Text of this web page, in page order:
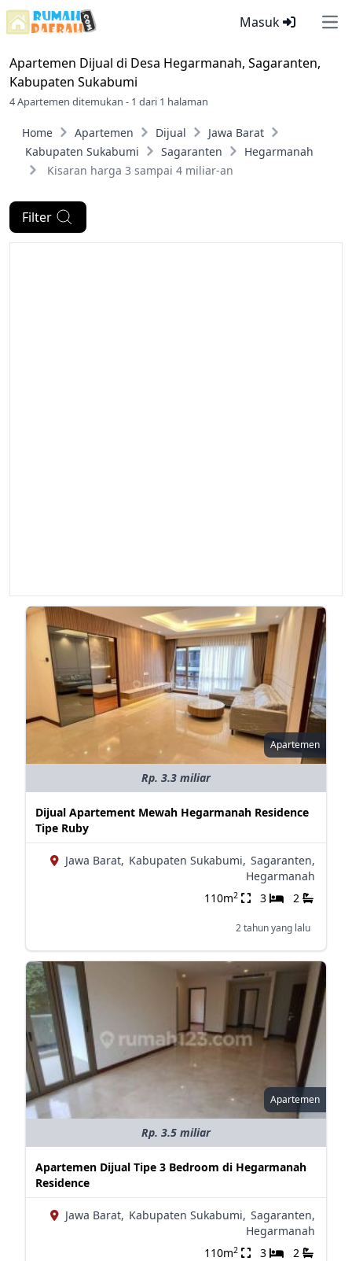
Masuk
Apartemen Dijual di Desa Hegarmanah, Sagaranten,
Kabupaten Sukabumi
4 Apartemen ditemukan - 1 dari 1 halaman
Home Apartemen Dijual
Jawa Barat
Kabupaten Sukabumi
Sagaranten
Hegarmanah
Kisaran harga 3 sampai 4 miliar-an
Filter
Apartemen
Rp. 3.3 miliar
Dijual Apartement Mewah Hegarmanah Residence
Tipe Ruby
Jawa Barat, Kabupaten Sukabumi, Sagaranten,
Hegarmanah
110m2 3 2
2 tahun yang lalu
Apartemen
Rp. 3.5 miliar
Apartemen Dijual Tipe 3 Bedroom di Hegarmanah
Residence
Jawa Barat, Kabupaten Sukabumi, Sagaranten,
Hegarmanah
110m2 3 2